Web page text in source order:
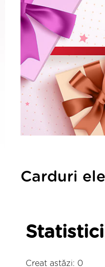
Carduri
Statistici
Creat astăzi: 0